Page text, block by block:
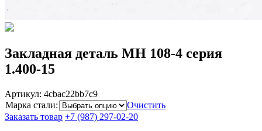
Закладная деталь МН 108-4 серия
1.400-15
Артикул: 4cbac22bb7c9
Марка стали:
Очистить
Заказать товар +7 (987) 297-02-20